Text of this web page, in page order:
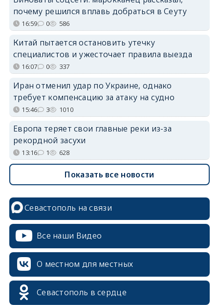
почему решился вплавь добраться в Сеуту
16:59 0 586
Китай пытается остановить утечку
специалистов и ужесточает правила выезда
16:07 0 337
Иран отменил удар по Украине, однако
требует компенсацию за атаку на судно
15:46 3 1010
Европа теряет свои главные реки из-за
рекордной засухи
13:16 1 628
Показать все новости
Севастополь на связи
Все наши Видео
О местном для местных
Севастополь в сердце